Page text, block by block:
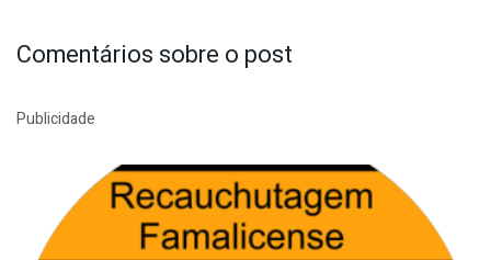
Comentários sobre o post
Publicidade